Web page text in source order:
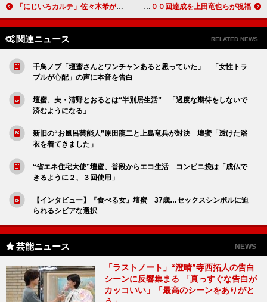
「にじいろカルテ」佐々木希が井浦新の妻役で登場 「佐々木希を必死に救おうとする井浦新に泣けた」 堂本光一「『ＳＨＯＣＫ』という作品を愛して」 上演１８００回達成を上田竜也らが祝福
関連ニュース RELATED NEWS
千鳥ノブ「壇蜜さんとワンチャンあると思っていた」 「女性トラ
ブルが心配」の声に本音を告白
壇蜜、夫・清野とおるとは“半別居生活” 「過度な期待をしないで
済むようになる」
新旧の“お風呂芸能人”原田龍二と上島竜兵が対決 壇蜜「透けた浴
衣を着てきました」
“省エネ住宅大使”壇蜜、普段からエコ生活 コンビニ袋は「成仏で
きるように２、３回使用」
【インタビュー】『食べる女』壇蜜 37歳…セックスシンボルに迫
られるシビアな選択
芸能ニュース NEWS
「ラストノート」“澄晴”寺西拓人の告白
シーンに反響集まる 「真っすぐな告白が
カッコいい」「最高のシーンをありがと